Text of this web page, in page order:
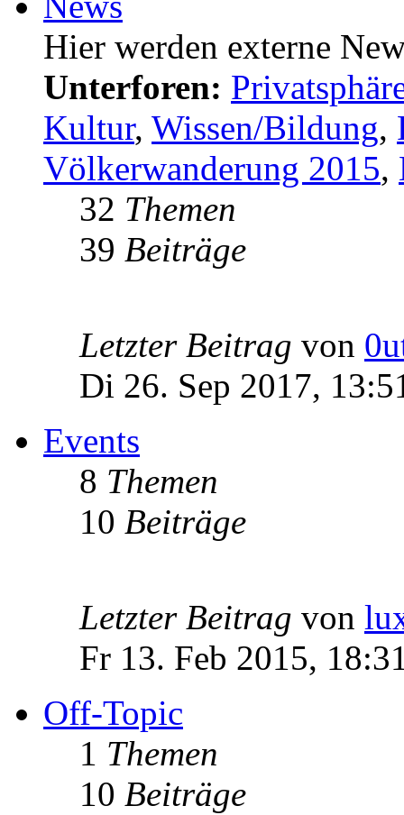
Hier werden externe
Unterforen:
Kultur, Wissen/Bildung,
Völkerwanderung 2015,
32 Themen
39 Beiträge
Letzter Beitrag von
Di 26. Sep 2017,
Events
8 Themen
10 Beiträge
Letzter Beitrag von
Fr 13. Feb 2015,
Off-Topic
1 Themen
10 Beiträge